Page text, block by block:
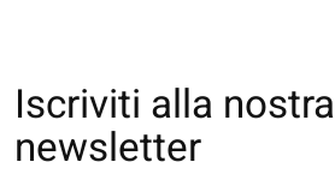
Iscriviti alla nostra
newsletter